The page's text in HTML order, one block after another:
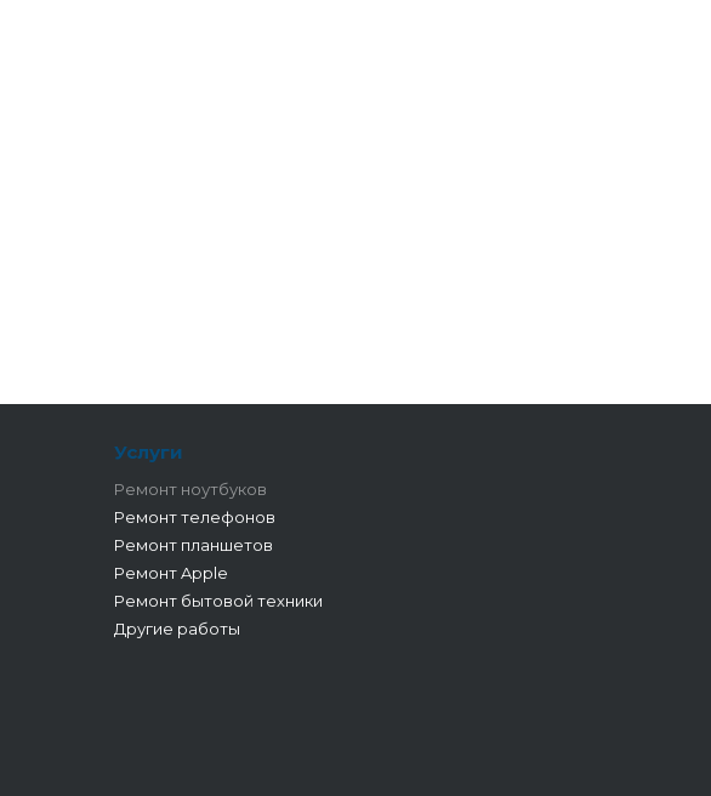
Услуги
Ремонт ноутбуков
Ремонт телефонов
Ремонт планшетов
Ремонт Apple
Ремонт бытовой техники
Другие работы